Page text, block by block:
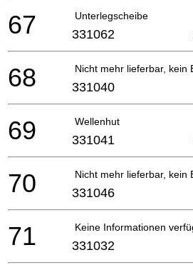
Unterlegscheibe
67 331062
Nicht mehr lieferbar, kein
68 331040
Wellenhut
69 331041
Nicht mehr lieferbar, kein
70 331046
Keine Informationen
71 331032